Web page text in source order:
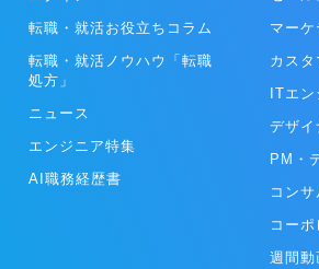
転職・就活お役立ちコラム
転職・就活ノウハウ「転職
処方」
ニュース
エンジニア特集
AI職務経歴書
マー
カスタ
ITエ
デザイ
PM・
コン
コーポ
週間動